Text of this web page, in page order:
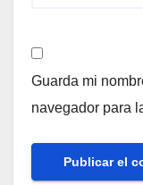
Guarda mi
navegador para